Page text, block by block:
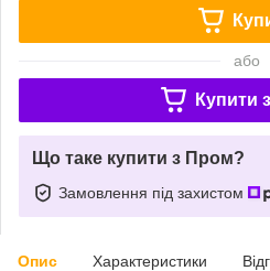
або
Купити з
Що таке купити з Пром?
Замовлення під захистом
Опис Характеристики